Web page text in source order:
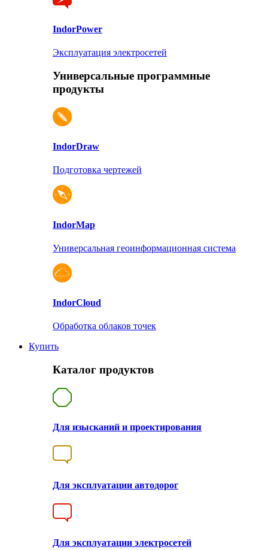
IndorPower
Эксплуатация электросетей
Универсальные программные
продукты
IndorDraw
Подготовка чертежей
IndorMap
Универсальная геоинформационная система
IndorCloud
Обработка облаков точек
Купить
Каталог продуктов
Для изысканий и проектирования
Для эксплуатации автодорог
Для эксплуатации электросетей